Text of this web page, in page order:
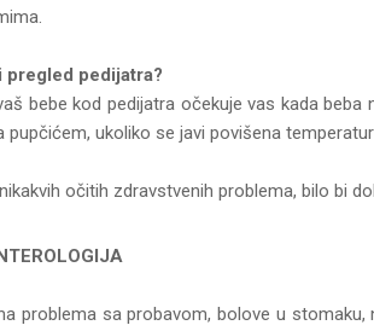
pregled pedijatra?
bebe kod pedijatra očekuje vas kada
pupčićem, ukoliko se javi povišena
očitih zdravstvenih problema, bilo bi
problema sa probavom, bolove u